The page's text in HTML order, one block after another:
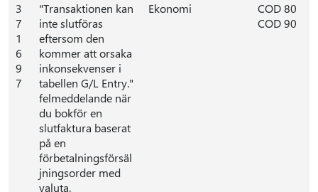
3
7
1
6
9
7
"Transaktionen kan
inte slutföras
eftersom den
kommer att orsaka
inkonsekvenser i
tabellen G/L Entry."
felmeddelande när
du bokför en
slutfaktura baserat
på en
förbetalningsförsäl
jningsorder med
valuta.
Ekonomi
COD 80
COD 90